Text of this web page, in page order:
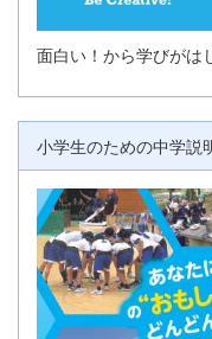
面白い！から学びがは
小学生のための中学説